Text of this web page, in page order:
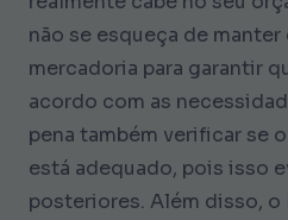
não se esqueça de
mercadoria para garantir
acordo com as
pena também verificar se
está adequado, pois isso
posteriores. Além disso, o